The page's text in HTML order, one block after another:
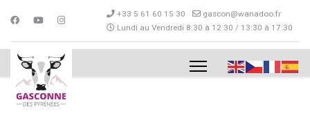
+33 5 61 60 15 30
gascon@wanadoo.fr
Lundi au Vendredi 8:30 à 12:30 / 13:30 à 17:30